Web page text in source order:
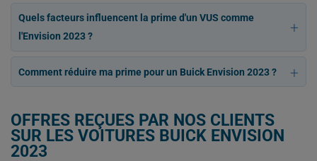
Quels facteurs influencent la prime d'un VUS comme
l'Envision 2023 ?
Comment réduire ma prime pour un Buick Envision 2023 ?
OFFRES REÇUES PAR NOS CLIENTS
SUR LES VOITURES BUICK ENVISION
2023